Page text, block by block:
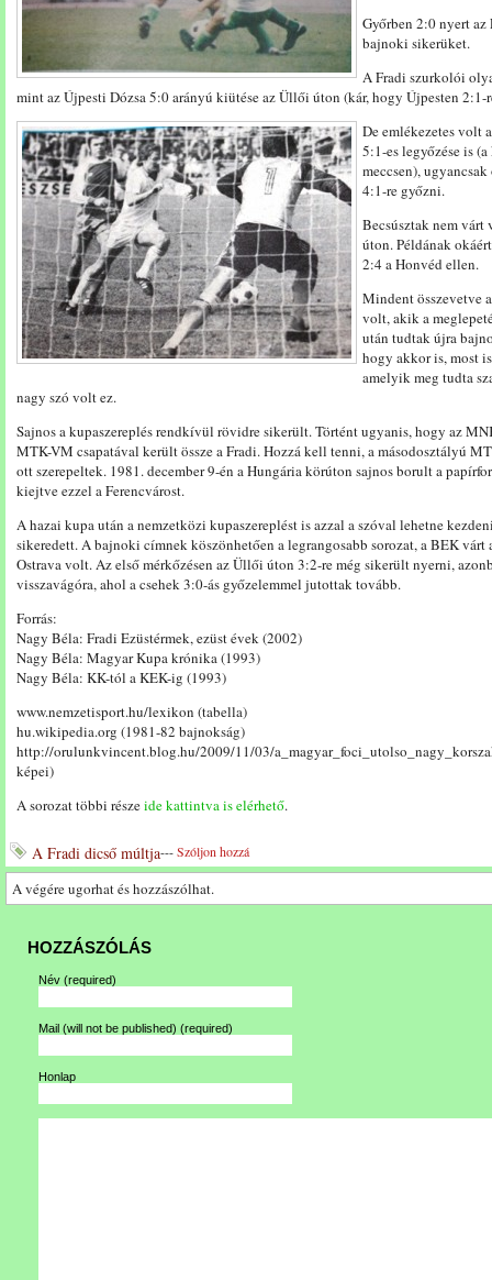
Győrben 2:0 nyert
bajnoki sikerüket.
A Fradi szurkolói
mint az Újpesti Dózsa 5:0 arányú kiütése az Üllői úton (kár, hogy Újpesten
De emlékezetes volt
5:1-es legyőzése is
meccsen),
4:1-re győzni.
Becsúsztak nem várt
úton. Példának
2:4 a Honvéd ellen.
Mindent összevetve
volt, akik a
után tudtak újra
hogy akkor is, most
amelyik meg tudta
nagy szó volt ez.
Sajnos a kupaszereplés rendkívül rövidre sikerült. Történt ugyanis, hogy az
MTK-VM csapatával került össze a Fradi. Hozzá kell tenni, a másodosztályú
ott szerepeltek. 1981. december 9-én a Hungária körúton sajnos borult a
kiejtve ezzel a Ferencvárost.
A hazai kupa után a nemzetközi kupaszereplést is azzal a szóval lehetne
sikeredett. A bajnoki címnek köszönhetően a legrangosabb sorozat, a BEK
Ostrava volt. Az első mérkőzésen az Üllői úton 3:2-re még sikerült nyerni,
visszavágóra, ahol a csehek 3:0-ás győzelemmel jutottak tovább.
Forrás:
Nagy Béla: Fradi Ezüstérmek, ezüst évek (2002)
Nagy Béla: Magyar Kupa krónika (1993)
Nagy Béla: KK-tól a KEK-ig (1993)
www.nemzetisport.hu/lexikon (tabella)
hu.wikipedia.org (1981-82 bajnokság)
http://orulunkvincent.blog.hu/2009/11/03/
képei)
A sorozat többi részeide kattintva is elérhető.
A Fradi dicső múltja---Szóljon hozzá
A végére ugorhat és hozzászólhat.
HOZZÁSZÓLÁS
Név (required)
Mail (will not be published) (required)
Honlap